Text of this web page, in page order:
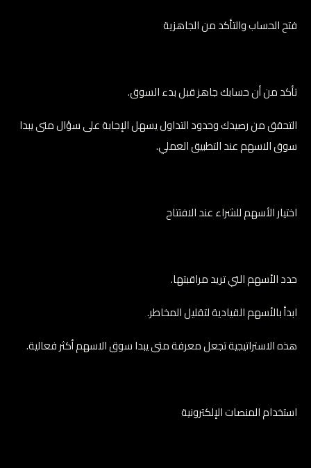
فتح الحساب والتأكد من الجاهزية
تأكد من أن حسابك جاهز قبل بدء السوق.
التحقق من رصيدك وحدود التداول يسهل الإجابة على سؤال متى يبدا
سوق الاسهم عند التطبيق العملي.
اختيار الأسهم للشراء عند الافتتاح
حدد الأسهم التي تريد مراقبتها.
ابدأ بالأسهم القيادية لتقليل المخاطر.
هذه الاستراتيجية تجعل معرفة متى يبدا سوق الاسهم أكثر فعالية.
استخدام المنصات الإلكترونية